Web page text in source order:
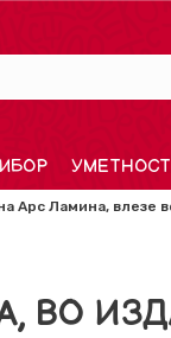
УМЕТНОСТ
Арс Ламина, влезе
ВО